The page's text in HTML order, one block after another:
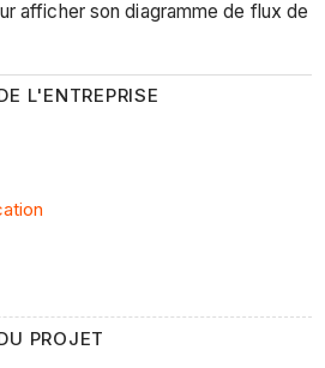
afficher son diagramme de flux de
L'ENTREPRISE
PROJET